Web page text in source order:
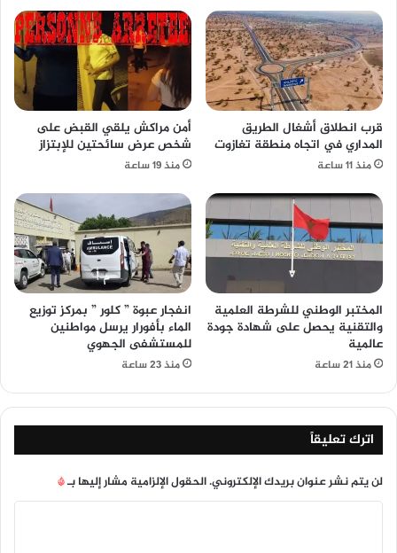
قرب انطلاق أشغال الطريق
المداري في اتجاه منطقة تغازوت
منذ 11 ساعة
أمن مراكش يلقي القبض على
شخص عرض سائحتين للإبتزاز
منذ 19 ساعة
المختبر الوطني للشرطة العلمية
والتقنية يحصل على شهادة جودة
عالمية
منذ 21 ساعة
انفجار عبوة ” كلور ” بمركز توزيع
الماء بأفورار يرسل مواطنين
للمستشفى الجهوي
منذ 23 ساعة
اترك تعليقاً
لن يتم نشر عنوان بريدك الإلكتروني.الحقول الإلزامية مشار إليها بـ*